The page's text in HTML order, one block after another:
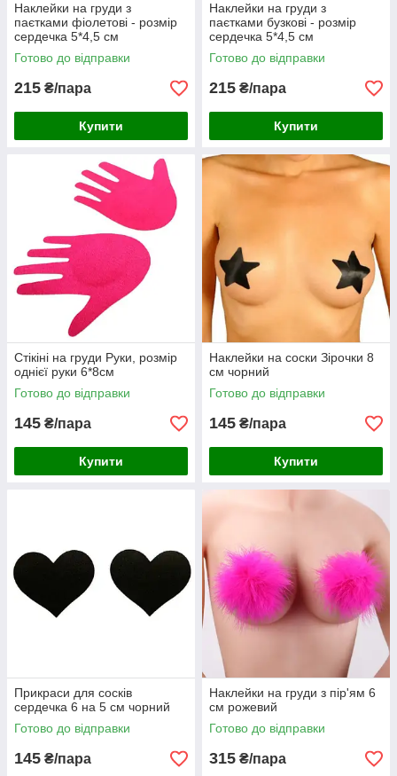
Наклейки на груди з
паєтками фіолетові - розмір
сердечка 5*4,5 см
Готово до відправки
215 ₴/пара
Купити
Наклейки на груди з
паєтками бузкові - розмір
сердечка 5*4,5 см
Готово до відправки
215 ₴/пара
Купити
Стікіні на груди Руки, розмір
однієї руки 6*8см
Готово до відправки
145 ₴/пара
Купити
Наклейки на соски Зірочки 8
см чорний
Готово до відправки
145 ₴/пара
Купити
Прикраси для сосків
сердечка 6 на 5 см чорний
Готово до відправки
145 ₴/пара
Наклейки на груди з пір'ям 6
см рожевий
Готово до відправки
315 ₴/пара